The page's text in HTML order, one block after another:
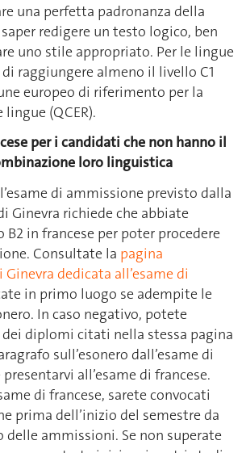
una perfetta padronanza della
redigere un testo logico, ben
uno stile appropriato. Per le lingue
raggiungere almeno il livello C1
europeo di riferimento per la
(QCER).
per i candidati che non hanno il
loro linguistica
di ammissione previsto dalla
Ginevra richiede che abbiate
in francese per poter procedere
Consultate la pagina
dedicata all’esame di
in primo luogo se adempite le
In caso negativo, potete
diplomi citati nella stessa pagina
sull’esonero dall’esame di
all’esame di francese.
di francese, sarete convocati
prima dell’inizio del semestre da
delle ammissioni. Se non superate